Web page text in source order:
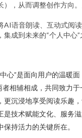
），从而调整创作方向
AI语音朗读、互动式阅
成到未来的“个人中心”
心”是面向用户的温暖面
者相辅相成，共同致力于
更沉浸地享受阅读乐趣
是技术赋能文化、服务
持活力的关键所在。